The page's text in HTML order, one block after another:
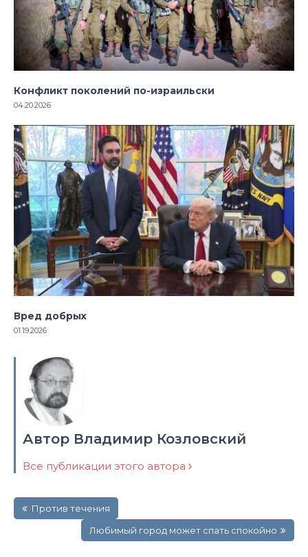
Конфликт поколений по-израильски
04.20.2026
Вред добрых
01.19.2026
Автор Владимир Козловский
Все публикации этого автора
по Против течения
Любимый город может спать спокойно